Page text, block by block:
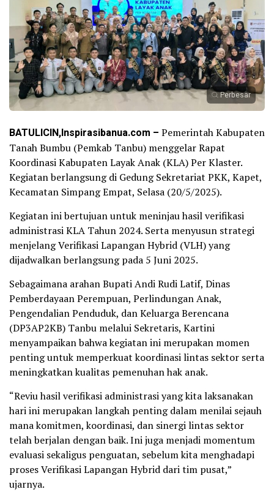
Perbesar
BATULICIN,Inspirasibanua.com – Pemerintah Kabupaten
Tanah Bumbu (Pemkab Tanbu) menggelar Rapat
Koordinasi Kabupaten Layak Anak (KLA) Per Klaster.
Kegiatan berlangsung di Gedung Sekretariat PKK, Kapet,
Kecamatan Simpang Empat, Selasa (20/5/2025).
Kegiatan ini bertujuan untuk meninjau hasil verifikasi
administrasi KLA Tahun 2024. Serta menyusun strategi
menjelang Verifikasi Lapangan Hybrid (VLH) yang
dijadwalkan berlangsung pada 5 Juni 2025.
Sebagaimana arahan Bupati Andi Rudi Latif, Dinas
Pemberdayaan Perempuan, Perlindungan Anak,
Pengendalian Penduduk, dan Keluarga Berencana
(DP3AP2KB) Tanbu melalui Sekretaris, Kartini
menyampaikan bahwa kegiatan ini merupakan momen
penting untuk memperkuat koordinasi lintas sektor serta
meningkatkan kualitas pemenuhan hak anak.
“Reviu hasil verifikasi administrasi yang kita laksanakan
hari ini merupakan langkah penting dalam menilai sejauh
mana komitmen, koordinasi, dan sinergi lintas sektor
telah berjalan dengan baik. Ini juga menjadi momentum
evaluasi sekaligus penguatan, sebelum kita menghadapi
proses Verifikasi Lapangan Hybrid dari tim pusat,”
ujarnya.